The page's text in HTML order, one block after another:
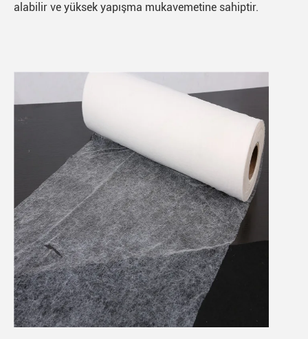
alabilir ve yüksek yapışma mukavemetine sahiptir.